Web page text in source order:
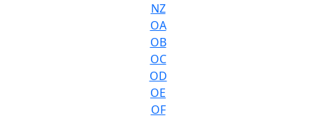
NZ
OA
OB
OC
OD
OE
OF